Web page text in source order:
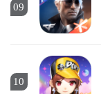
09
10